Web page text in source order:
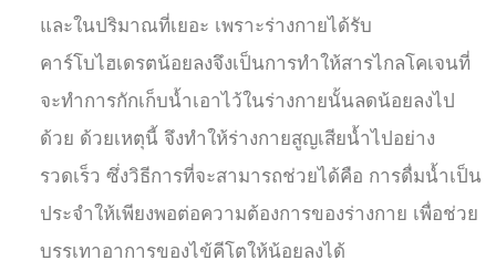
และในปริมาณที่เยอะ เพราะร่างกายได้รับ
คาร์โบไฮเดรตน้อยลงจึงเป็นการทำให้สารไกลโคเจนที่
จะทำการกักเก็บน้ำเอาไว้ในร่างกายนั้นลดน้อยลงไป
ด้วย ด้วยเหตุนี้ จึงทำให้ร่างกายสูญเสียน้ำไปอย่าง
รวดเร็ว ซึ่งวิธีการที่จะสามารถช่วยได้คือ การดื่มน้ำเป็น
ประจำให้เพียงพอต่อความต้องการของร่างกาย เพื่อช่วย
บรรเทาอาการของไข้คีโตให้น้อยลงได้